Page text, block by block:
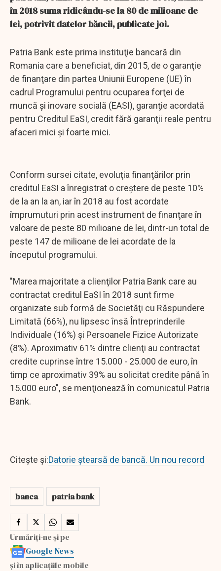
în 2018 suma ridicându-se la 80 de milioane de
lei, potrivit datelor băncii, publicate joi.
Patria Bank este prima instituţie bancară din
Romania care a beneficiat, din 2015, de o garanţie
de finanţare din partea Uniunii Europene (UE) în
cadrul Programului pentru ocuparea forţei de
muncă şi inovare socială (EASI), garanţie acordată
pentru Creditul EaSI, credit fără garanţii reale pentru
afaceri mici şi foarte mici.
Conform sursei citate, evoluţia finanţărilor prin
creditul EaSI a înregistrat o creştere de peste 10%
de la an la an, iar în 2018 au fost acordate
împrumuturi prin acest instrument de finanţare în
valoare de peste 80 milioane de lei, dintr-un total de
peste 147 de milioane de lei acordate de la
începutul programului.
"Marea majoritate a clienţilor Patria Bank care au
contractat creditul EaSI în 2018 sunt firme
organizate sub formă de Societăţi cu Răspundere
Limitată (66%), nu lipsesc însă Întreprinderile
Individuale (16%) şi Persoanele Fizice Autorizate
(8%). Aproximativ 61% dintre clienţi au contractat
credite cuprinse între 15.000 - 25.000 de euro, în
timp ce aproximativ 39% au solicitat credite până în
15.000 euro", se menţionează în comunicatul Patria
Bank.
Citește și:Datorie ștearsă de bancă. Un nou record
banca patria bank
Urmăriți-ne și pe
Google News
și în aplicațiile mobile